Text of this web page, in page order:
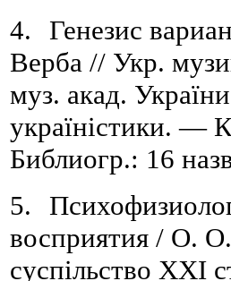
4.
Генезис
Верба // Укр.
муз. акад.
україністики.
Библиогр.: 16
5.
восприятия / О.
суспільство ХХІ